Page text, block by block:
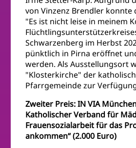
von Vinzenz Brendler konnte
"Es ist nicht leise in meinem
Schwarzenberg im Herbst
pünktlich in Pirna eröffnet
werden. Als Ausstellungsort
"Klosterkirche" der
Pfarrgemeinde zur
Zweiter Preis: IN VIA
Katholischer Verband für
Frauensozialarbeit für das
ankommen“ (2.000 Euro)